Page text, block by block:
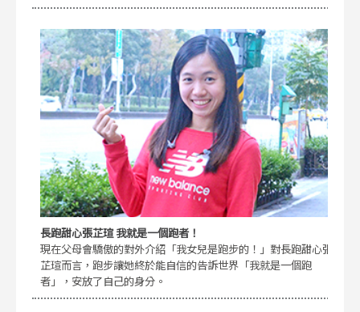
長跑甜心張芷瑄 我就是一個跑者！
現在父母會驕傲的對外介紹「我女兒是跑步的！」對長跑甜心張
芷瑄而言，跑步讓她終於能自信的告訴世界「我就是一個跑
者」，安放了自己的身分。